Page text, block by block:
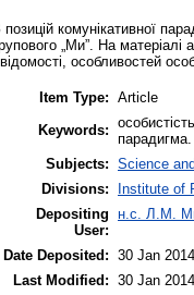
позицій комунікативної
„Ми”. На матеріалі
особливостей
Item Type: Article
Keywords:
парадигма.
Subjects: Science
Divisions:
Institute of
Depositing
User:
н.с. Л.М.
Date Deposited: 30 Jan
Last Modified: 30 Jan